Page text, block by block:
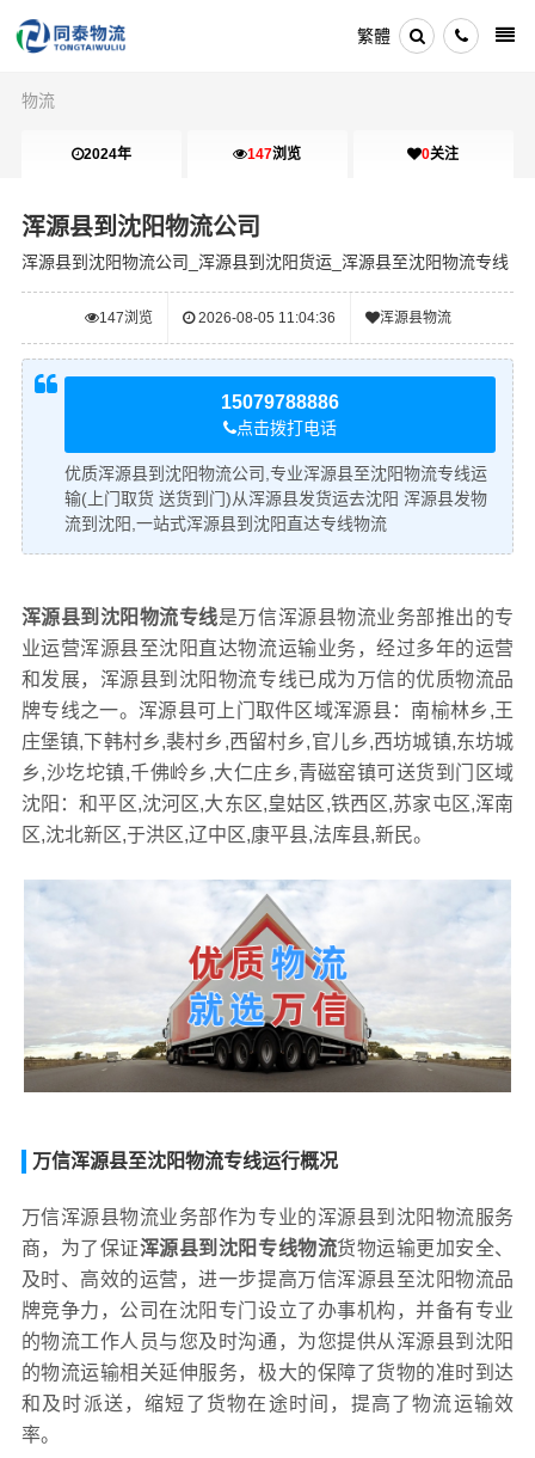
繁體
物流
2024年 147浏览 0关注
浑源县到沈阳物流公司
浑源县到沈阳物流公司_浑源县到沈阳货运_浑源县至沈阳物流专线
147浏览 2026-08-05 11:04:36 浑源县物流
15079788886
点击拨打电话
优质浑源县到沈阳物流公司,专业浑源县至沈阳物流专线运
输(上门取货 送货到门)从浑源县发货运去沈阳 浑源县发物
流到沈阳,一站式浑源县到沈阳直达专线物流
浑源县到沈阳物流专线是万信浑源县物流业务部推出的专
业运营浑源县至沈阳直达物流运输业务，经过多年的运营
和发展，浑源县到沈阳物流专线已成为万信的优质物流品
牌专线之一。浑源县可上门取件区域浑源县：南榆林乡,王
庄堡镇,下韩村乡,裴村乡,西留村乡,官儿乡,西坊城镇,东坊城
乡,沙圪坨镇,千佛岭乡,大仁庄乡,青磁窑镇可送货到门区域
沈阳：和平区,沈河区,大东区,皇姑区,铁西区,苏家屯区,浑南
区,沈北新区,于洪区,辽中区,康平县,法库县,新民。
万信浑源县至沈阳物流专线运行概况
万信浑源县物流业务部作为专业的浑源县到沈阳物流服务
商，为了保证浑源县到沈阳专线物流货物运输更加安全、
及时、高效的运营，进一步提高万信浑源县至沈阳物流品
牌竞争力，公司在沈阳专门设立了办事机构，并备有专业
的物流工作人员与您及时沟通，为您提供从浑源县到沈阳
的物流运输相关延伸服务，极大的保障了货物的准时到达
和及时派送，缩短了货物在途时间，提高了物流运输效
率。